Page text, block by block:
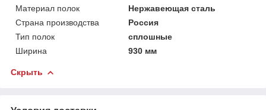
Материал полок
Нержавеющая сталь
Страна производства
Россия
Тип полок
сплошные
Ширина
930 мм
Скрыть